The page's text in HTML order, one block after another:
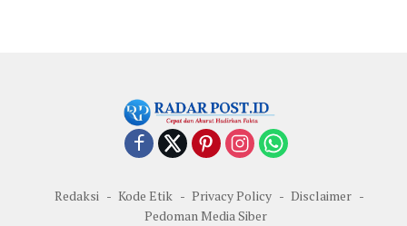
Redaksi Kode Etik Privacy Policy
Disclaimer
Pedoman Media Siber